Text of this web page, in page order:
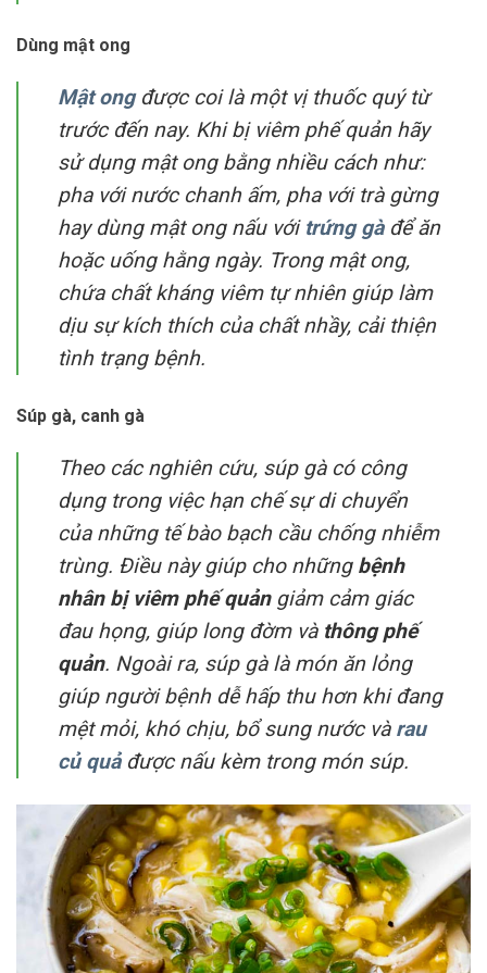
Dùng mật ong
Mật ongđược coi là một vị thuốc quý từ
trước đến nay. Khi bị viêm phế quản hãy
sử dụng mật ong bằng nhiều cách như:
pha với nước chanh ấm, pha với trà gừng
hay dùng mật ong nấu với trứng gàđể ăn
hoặc uống hằng ngày. Trong mật ong,
chứa chất kháng viêm tự nhiên giúp làm
dịu sự kích thích của chất nhầy, cải thiện
tình trạng bệnh.
Súp gà, canh gà
Theo các nghiên cứu, súp gà có công
dụng trong việc hạn chế sự di chuyển
của những tế bào bạch cầu chống nhiễm
trùng. Điều này giúp cho những bệnh
nhân bị viêm phế quảngiảm cảm giác
đau họng, giúp long đờm và thông phế
quản. Ngoài ra, súp gà là món ăn lỏng
giúp người bệnh dễ hấp thu hơn khi đang
mệt mỏi, khó chịu, bổ sung nước và rau
củ quảđược nấu kèm trong món súp.